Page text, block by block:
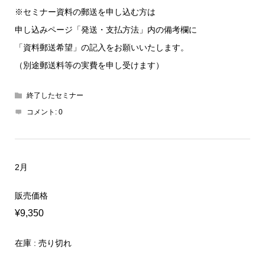
※セミナー資料の郵送を申し込む方は
申し込みページ「発送・支払方法」内の備考欄に
「資料郵送希望」の記入をお願いいたします。
（別途郵送料等の実費を申し受けます）
終了したセミナー
コメント: 0
2月
販売価格
¥9,350
在庫 : 売り切れ